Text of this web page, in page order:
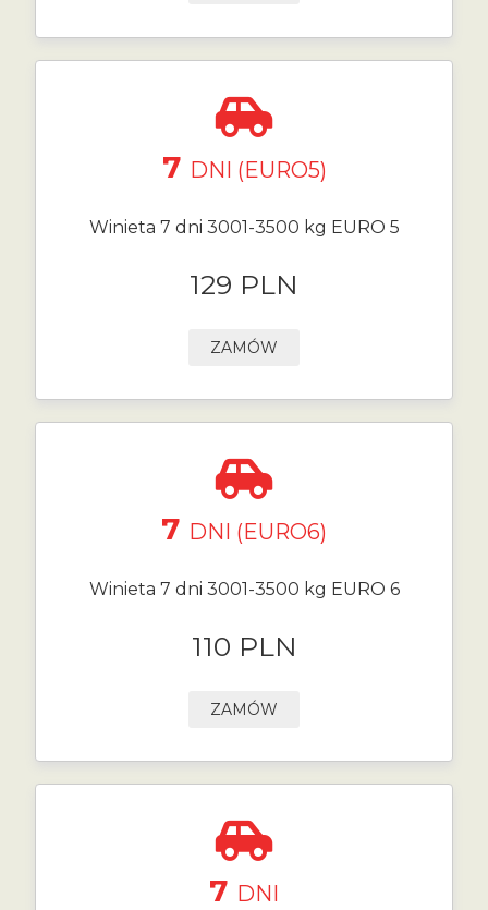
7 DNI (EURO5)
Winieta 7 dni 3001-3500 kg EURO 5
129 PLN
ZAMÓW
7 DNI (EURO6)
Winieta 7 dni 3001-3500 kg EURO 6
110 PLN
ZAMÓW
7 DNI